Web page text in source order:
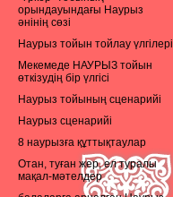
орындауындағы Наурыз
әнінің сөзі
Наурыз тойын тойлау үлгілері
Мекемеде НАУРЫЗ тойын
өткізудің бір үлгісі
Наурыз тойының сценарийі
Наурыз сценарийі
8 наурызға құттықтаулар
Отан, туған жер, ел туралы
мақал-мәтелдер